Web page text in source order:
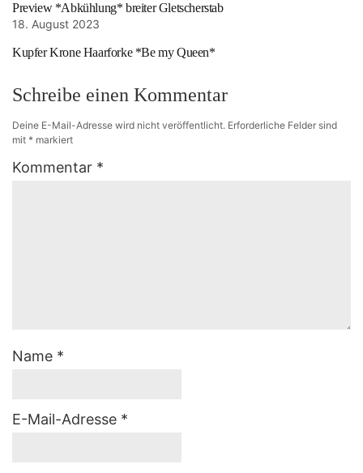
Preview *Abkühlung* breiter Gletscherstab
18. August 2023
Kupfer Krone Haarforke *Be my Queen*
Schreibe einen Kommentar
Deine E-Mail-Adresse wird nicht veröffentlicht. Erforderliche Felder sind
mit * markiert
Kommentar *
Name *
E-Mail-Adresse *